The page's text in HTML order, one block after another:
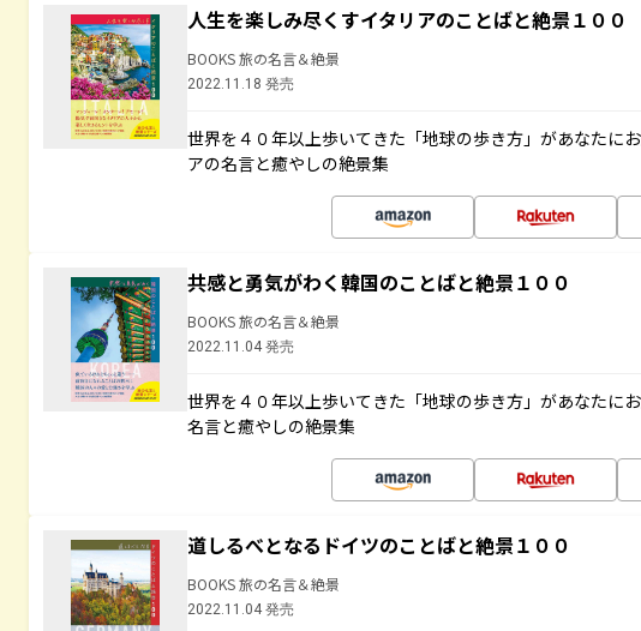
人生を楽しみ尽くすイタリアのことばと絶景１００
BOOKS 旅の名言＆絶景
2022.11.18 発売
世界を４０年以上歩いてきた「地球の歩き方」があなたに
アの名言と癒やしの絶景集
共感と勇気がわく韓国のことばと絶景１００
BOOKS 旅の名言＆絶景
2022.11.04 発売
世界を４０年以上歩いてきた「地球の歩き方」があなたに
名言と癒やしの絶景集
道しるべとなるドイツのことばと絶景１００
BOOKS 旅の名言＆絶景
2022.11.04 発売